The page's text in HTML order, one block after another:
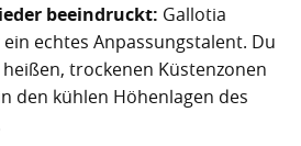
beeindruckt: Gallotia
echtes Anpassungstalent. Du
trockenen Küstenzonen
den kühlen Höhenlagen des